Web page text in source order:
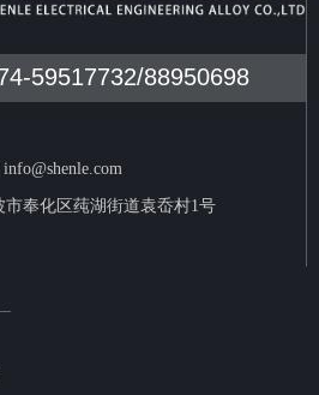
59517732/88950698
奉化区莼湖街道袁岙村1号